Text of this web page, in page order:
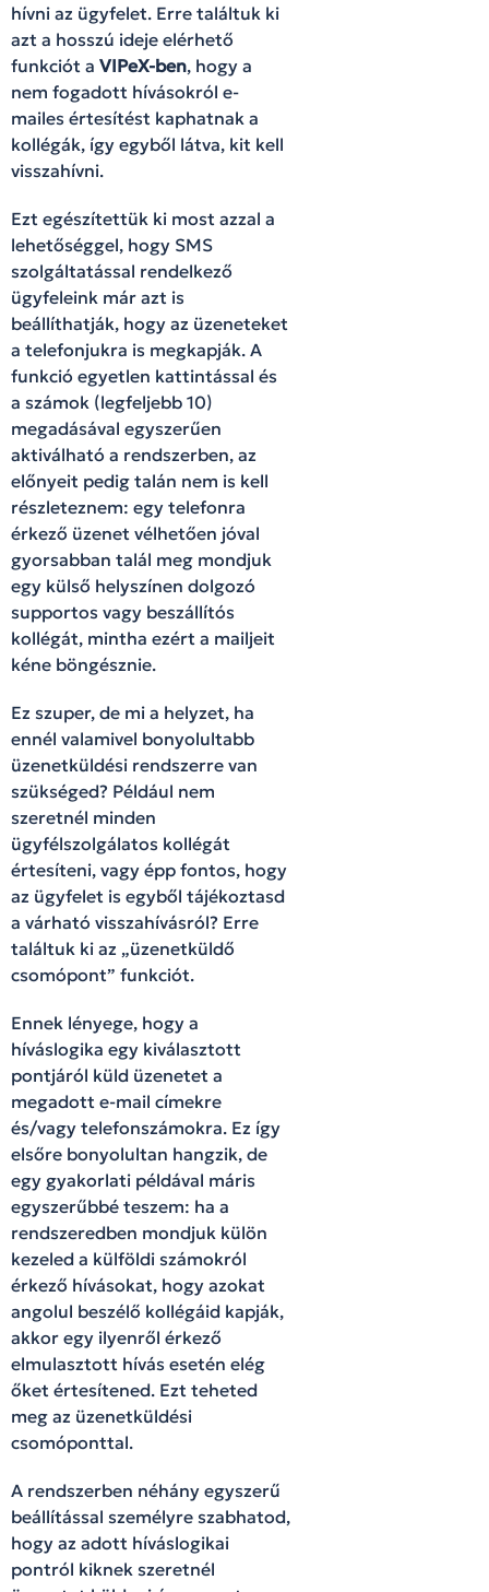
hívni az ügyfelet. Erre találtuk ki
azt a hosszú ideje elérhető
funkciót a VIPeX-ben, hogy a
nem fogadott hívásokról e-
mailes értesítést kaphatnak a
kollégák, így egyből látva, kit kell
visszahívni.
Ezt egészítettük ki most azzal a
lehetőséggel, hogy SMS
szolgáltatással rendelkező
ügyfeleink már azt is
beállíthatják, hogy az üzeneteket
a telefonjukra is megkapják. A
funkció egyetlen kattintással és
a számok (legfeljebb 10)
megadásával egyszerűen
aktiválható a rendszerben, az
előnyeit pedig talán nem is kell
részleteznem: egy telefonra
érkező üzenet vélhetően jóval
gyorsabban talál meg mondjuk
egy külső helyszínen dolgozó
supportos vagy beszállítós
kollégát, mintha ezért a mailjeit
kéne böngésznie.
Ez szuper, de mi a helyzet, ha
ennél valamivel bonyolultabb
üzenetküldési rendszerre van
szükséged? Például nem
szeretnél minden
ügyfélszolgálatos kollégát
értesíteni, vagy épp fontos, hogy
az ügyfelet is egyből tájékoztasd
a várható visszahívásról? Erre
találtuk ki az „üzenetküldő
csomópont” funkciót.
Ennek lényege, hogy a
híváslogika egy kiválasztott
pontjáról küld üzenetet a
megadott e-mail címekre
és/vagy telefonszámokra. Ez így
elsőre bonyolultan hangzik, de
egy gyakorlati példával máris
egyszerűbbé teszem: ha a
rendszeredben mondjuk külön
kezeled a külföldi számokról
érkező hívásokat, hogy azokat
angolul beszélő kollégáid kapják,
akkor egy ilyenről érkező
elmulasztott hívás esetén elég
őket értesítened. Ezt teheted
meg az üzenetküldési
csomóponttal.
A rendszerben néhány egyszerű
beállítással személyre szabhatod,
hogy az adott híváslogikai
pontról kiknek szeretnél